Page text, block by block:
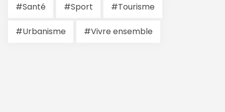
#Santé #Sport #Tourisme
#Urbanisme #Vivre ensemble